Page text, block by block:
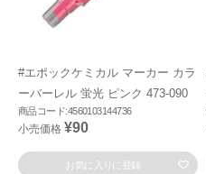
#エポックケミカル マーカー カラ
ーバーレル 蛍光 ピンク 473-090
商品コード:4560103144736
小売価格 ¥90
お気に入りに登録